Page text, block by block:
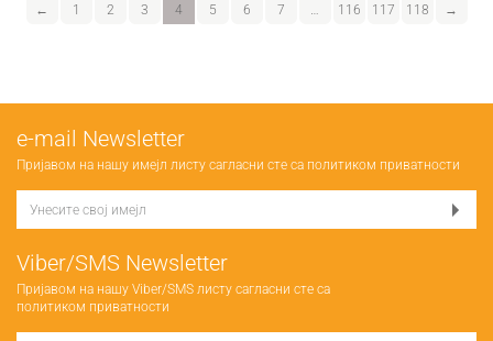
← 1 2 3 4 5 6 7 116 117 118 →
е-mail Newsletter
Пријавом на нашу имејл листу сагласни сте са политиком приватности
Viber/SMS Newsletter
Пријавом на нашу Viber/SMS листу сагласни сте са
политиком приватности